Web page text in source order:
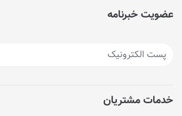
عضویت خبرنامه
خدمات مشتریان